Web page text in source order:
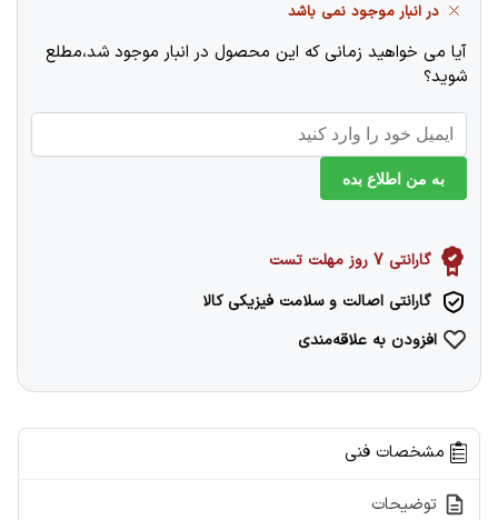
در انبار موجود نمی باشد
آیا می خواهید زمانی که این محصول در انبار موجود شد،مطلع
شوید؟
به من اطلاع بده
گارانتی 7 روز مهلت تست
گارانتی اصالت و سلامت فیزیکی کالا
افزودن به علاقه‌مندی
مشخصات فنی
توضیحات